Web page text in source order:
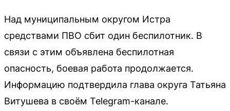
Над муниципальным округом Истра
средствами ПВО сбит один беспилотник. В
связи с этим объявлена беспилотная
опасность, боевая работа продолжается.
Информацию подтвердила глава округа Татьяна
Витушева в своём Telegram-канале.